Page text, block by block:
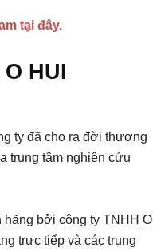
tại đây.
HUI
ty đã cho ra đời thương
trung tâm nghiên cứu
bởi công ty TNHH O
trực tiếp và các trung